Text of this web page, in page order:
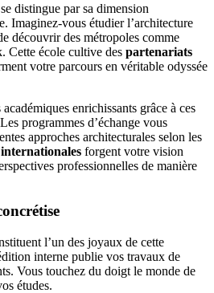
se distingue par sa dimension
Imaginez-vous étudier l’architecture
découvrir des métropoles comme
école cultive des partenariats
votre parcours en véritable odyssée
enrichissants grâce à ces
programmes d’échange vous
approches architecturales selon les
forgent votre vision
professionnelles de manière
l’un des joyaux de cette
interne publie vos travaux de
Vous touchez du doigt le monde de
études.